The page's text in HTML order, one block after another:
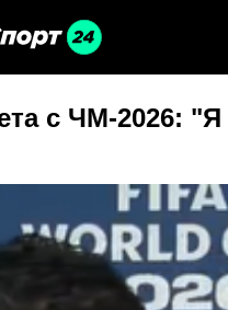
с ЧМ-2026: